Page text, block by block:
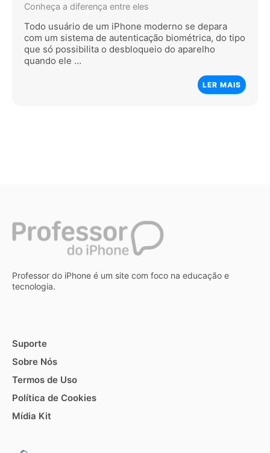
Conheça a diferença entre eles
Todo usuário de um iPhone moderno se depara
com um sistema de autenticação biométrica, do tipo
que só possibilita o desbloqueio do aparelho
quando ele …
LER MAIS
Professor do iPhone é um site com foco na educação e
tecnologia.
Suporte
Sobre Nós
Termos de Uso
Política de Cookies
Mídia Kit